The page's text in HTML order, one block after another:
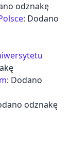
odznakę
: Dodano
: Dodano
odznakę